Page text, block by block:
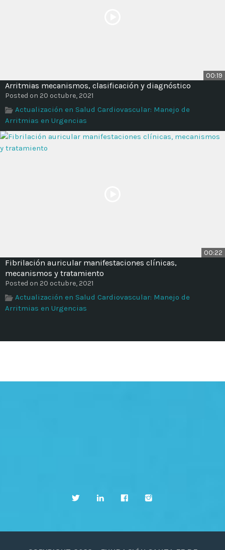
00:19
Arritmias mecanismos, clasificación y diagnóstico
Posted on 20 octubre, 2021
Actualización en Salud Cardiovascular: Manejo de
Arritmias en Urgencias
00:22
Fibrilación auricular manifestaciones clínicas,
mecanismos y tratamiento
Posted on 20 octubre, 2021
Actualización en Salud Cardiovascular: Manejo de
Arritmias en Urgencias